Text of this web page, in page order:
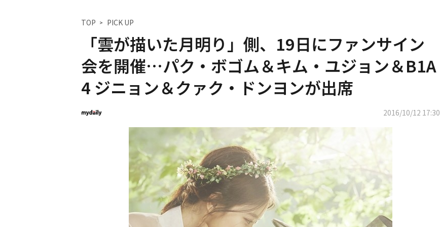
TOP PICK UP
「雲が描いた月明り」側、19日にファンサイン
会を開催…パク・ボゴム＆キム・ユジョン＆B1A
4 ジニョン＆クァク・ドンヨンが出席
2016/10/12 17:30